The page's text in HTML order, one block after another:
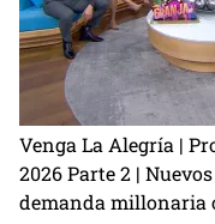
Venga La Alegría |
2026 Parte 2 |
demanda millonaria